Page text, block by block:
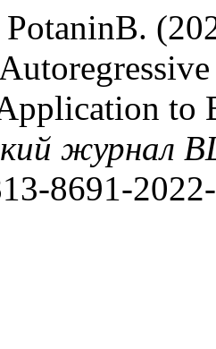
to
журнал
8691-